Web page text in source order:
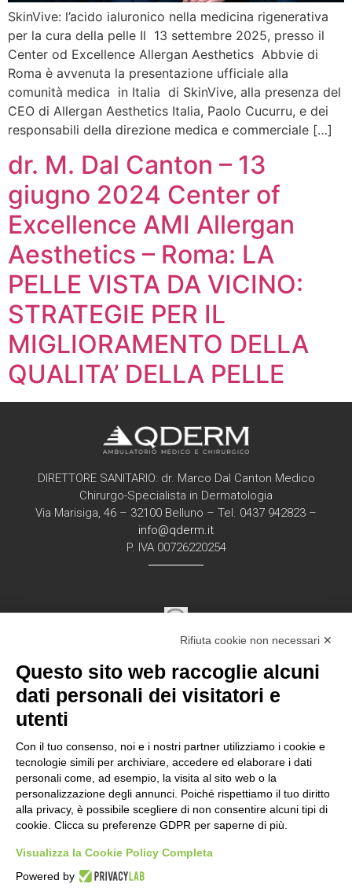
SkinVive: l’acido ialuronico nella medicina rigenerativa
per la cura della pelle Il 13 settembre 2025, presso il
Center od Excellence Allergan Aesthetics Abbvie di
Roma è avvenuta la presentazione ufficiale alla
comunità medica in Italia di SkinVive, alla presenza del
CEO di Allergan Aesthetics Italia, Paolo Cucurru, e dei
responsabili della direzione medica e commerciale […]
dr. M. Dal Canton – 13
giugno 2024 Center of
Excellence AMI Allergan
Aesthetics – Roma: LA
PELLE VISTA DA VICINO:
STRATEGIE PER IL
MIGLIORAMENTO DELLA
QUALITA’ DELLA PELLE
DIRETTORE SANITARIO: dr. Marco Dal Canton Medico
Chirurgo-Specialista in Dermatologia
Via Marisiga, 46 – 32100 Belluno – Tel. 0437 942823 –
info@qderm.it
P. IVA 00726220254
per la erogazione di servizi medici e chirurgici di
diagnosi e cura nell’ambito
della disciplina della Dermatologia in regime
Documentazione Privacy – Regolamento EU
2016/679 “GDPR”
Rifiuta cookie non necessari ✕
Questo sito web raccoglie alcuni
dati personali dei visitatori e
utenti
Con il tuo consenso, noi e i nostri partner utilizziamo i cookie e
tecnologie simili per archiviare, accedere ed elaborare i dati
personali come, ad esempio, la visita al sito web o la
personalizzazione degli annunci. Poiché rispettiamo il tuo diritto
alla privacy, è possibile scegliere di non consentire alcuni tipi di
cookie. Clicca su preferenze GDPR per saperne di più.
Visualizza la Cookie Policy Completa
Powered by